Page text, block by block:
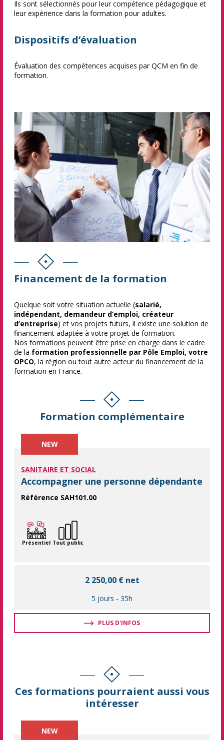
Ils sont sélectionnés pour leur compétence pédagogique et
leur expérience dans la formation pour adultes.
Dispositifs d’évaluation
Évaluation des compétences acquises par QCM en fin de
formation.
Financement de la formation
Quelque soit votre situation actuelle (salarié,
indépendant, demandeur d’emploi, créateur
d’entreprise) et vos projets futurs, il existe une solution de
financement adaptée à votre projet de formation.
Nos formations peuvent être prise en charge dans le cadre
de la formation professionnelle par Pôle Emploi, votre
OPCO, la région ou tout autre acteur du financement de la
formation en France.
Formation complémentaire
NEW
SANITAIRE ET SOCIAL
Accompagner une personne dépendante
Référence SAH101.00
Présentiel Tout public
2 250,00 € net
5 jours - 35h
PLUS D'INFOS
Ces formations pourraient aussi vous
intéresser
NEW